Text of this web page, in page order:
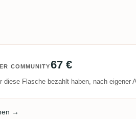
COMMUNITY67 €
diese Flasche bezahlt haben, nach
→